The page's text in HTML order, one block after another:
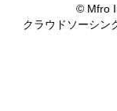
© Mfro
クラウドソーシン